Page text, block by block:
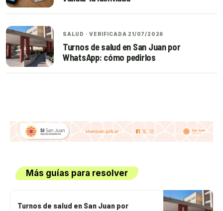
SALUD · VERIFICADA 21/07/2026
Turnos de salud en San Juan por
WhatsApp: cómo pedirlos
Más guías para resolver
Turnos de salud en San Juan por